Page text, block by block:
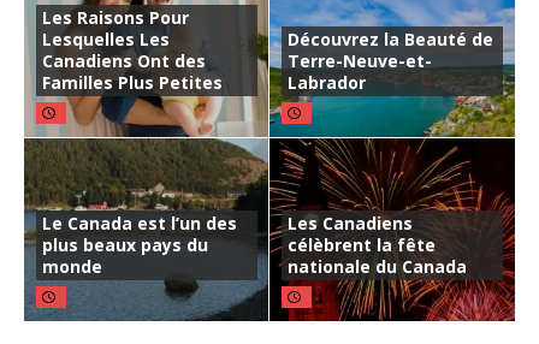
Les Raisons Pour
Lesquelles Les
Canadiens Ont des
Familles Plus Petites
Découvrez la Beauté de
Terre-Neuve-et-
Labrador
Le Canada est l’un des
plus beaux pays du
monde
Les Canadiens
célèbrent la fête
nationale du Canada